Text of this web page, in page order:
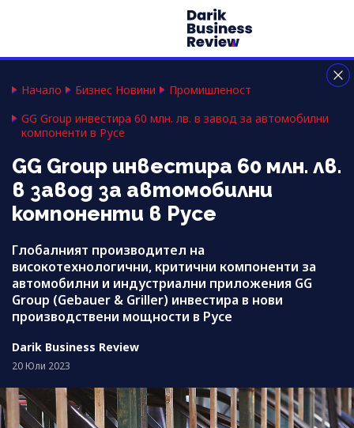
Начало Бизнес Новини
Промишленост
GG Group инвестира 60 млн. лв. в завод за автомобилни
компоненти в Русе
GG Group инвестира 60 млн. лв.
в завод за автомобилни
компоненти в Русе
Глобалният производител на
високотехнологични, критични компоненти за
автомобилни и индустриални приложения GG
Group (Gebauer & Griller) инвестира в нови
производствени мощности в Русе
Darik Business Review
20 Юли 2023